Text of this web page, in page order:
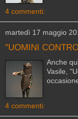
4 commenti:
martedì 17 maggio
"UOMINI
Anche
Vasile,
4 commenti: